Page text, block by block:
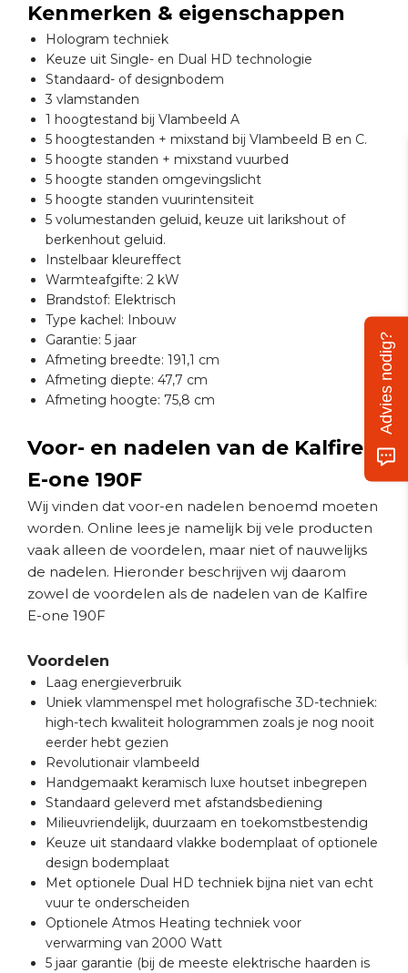
Kenmerken & eigenschappen
Hologram techniek
Keuze uit Single- en Dual HD technologie
Standaard- of designbodem
3 vlamstanden
1 hoogtestand bij Vlambeeld A
5 hoogtestanden + mixstand bij Vlambeeld B en C.
5 hoogte standen + mixstand vuurbed
5 hoogte standen omgevingslicht
5 hoogte standen vuurintensiteit
5 volumestanden geluid, keuze uit larikshout of
berkenhout geluid.
Instelbaar kleureffect
Warmteafgifte: 2 kW
Brandstof: Elektrisch
Type kachel: Inbouw
Garantie: 5 jaar
Afmeting breedte: 191,1 cm
Afmeting diepte: 47,7 cm
Afmeting hoogte: 75,8 cm
Voor- en nadelen van de Kalfire
E-one 190F
Wij vinden dat voor-en nadelen benoemd moeten
worden. Online lees je namelijk bij vele producten
vaak alleen de voordelen, maar niet of nauwelijks
de nadelen. Hieronder beschrijven wij daarom
zowel de voordelen als de nadelen van de Kalfire
E-one 190F
Voordelen
Laag energieverbruik
Uniek vlammenspel met holografische 3D-techniek:
high-tech kwaliteit hologrammen zoals je nog nooit
eerder hebt gezien
Revolutionair vlambeeld
Handgemaakt keramisch luxe houtset inbegrepen
Standaard geleverd met afstandsbediening
Milieuvriendelijk, duurzaam en toekomstbestendig
Keuze uit standaard vlakke bodemplaat of optionele
design bodemplaat
Met optionele Dual HD techniek bijna niet van echt
vuur te onderscheiden
Optionele Atmos Heating techniek voor
verwarming van 2000 Watt
5 jaar garantie (bij de meeste elektrische haarden is
Advies nodig?